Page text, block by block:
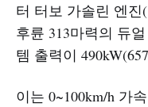
터 터보 가솔린 엔진
후륜 313마력의 듀
템 출력이
이는 0~100km/h 가